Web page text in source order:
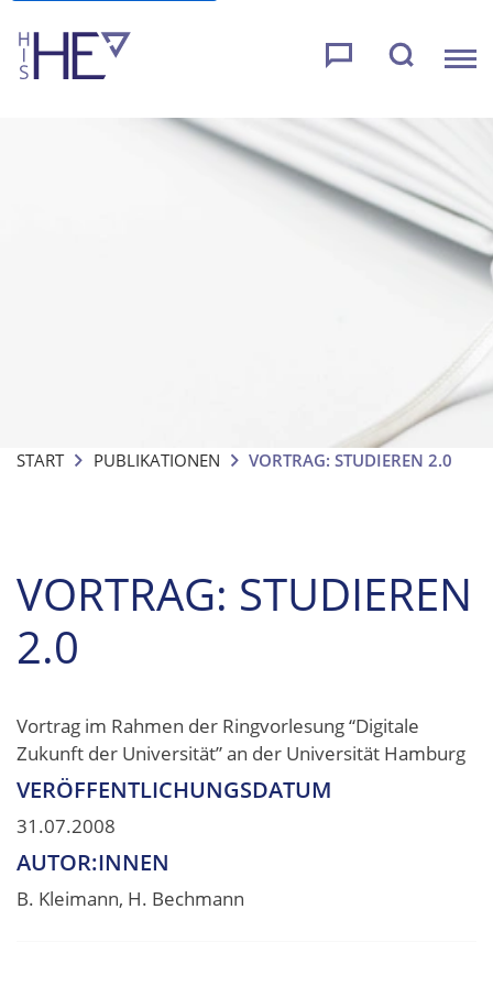
START PUBLIKATIONEN VORTRAG: STUDIEREN 2.0
VORTRAG: STUDIEREN
2.0
Vortrag im Rahmen der Ringvorlesung “Digitale
Zukunft der Universität” an der Universität Hamburg
VERÖFFENTLICHUNGSDATUM
31.07.2008
AUTOR:INNEN
B. Kleimann, H. Bechmann